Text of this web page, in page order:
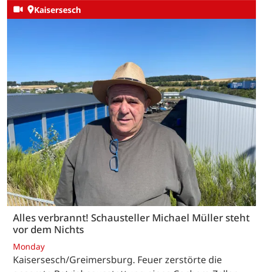
Kaisersesch
Alles verbrannt! Schausteller Michael Müller steht
vor dem Nichts
Monday
Kaisersesch/Greimersburg. Feuer zerstörte die